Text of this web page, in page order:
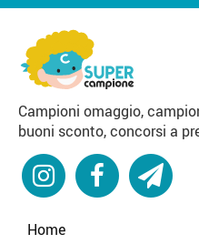
Campioni omaggio,
buoni sconto, concorsi a
Home